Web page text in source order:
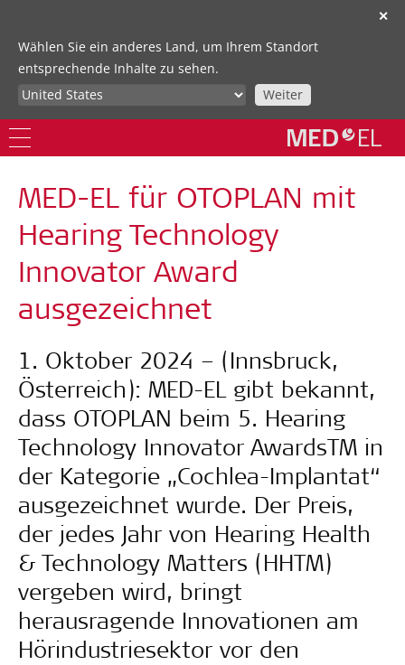
✕
Wählen Sie ein anderes Land, um Ihrem Standort
entsprechende Inhalte zu sehen.
Weiter
MED-EL für OTOPLAN mit
Hearing Technology
Innovator Award
ausgezeichnet
1. Oktober 2024 – (Innsbruck,
Österreich): MED-EL gibt bekannt,
dass OTOPLAN beim 5. Hearing
Technology Innovator AwardsTM in
der Kategorie „Cochlea-Implantat“
ausgezeichnet wurde. Der Preis,
der jedes Jahr von Hearing Health
& Technology Matters (HHTM)
vergeben wird, bringt
herausragende Innovationen am
Hörindustriesektor vor den